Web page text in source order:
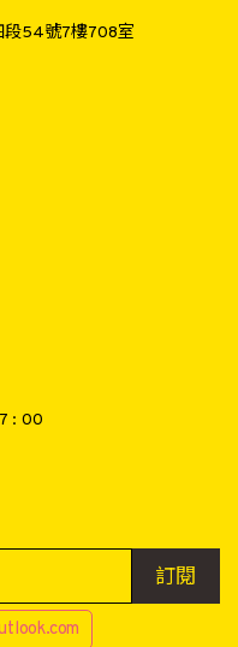
段54號7樓708室
: 00
訂閱